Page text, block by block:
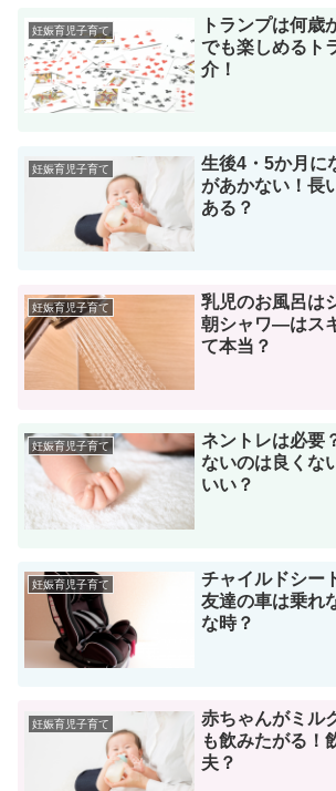
妊娠育児子育て
トランプは何歳
でも楽しめるト
介！
妊娠育児子育て
生後4・5か月に
があかない！長
ある？
妊娠育児子育て
乳児のお風呂は
朝シャワ―はス
て本当？
妊娠育児子育て
ネントレは必要
ないのは良くな
いい？
妊娠育児子育て
チャイルドシー
友達の車は乗れ
な時？
妊娠育児子育て
赤ちゃんがミル
も飲みたがる！
夫？